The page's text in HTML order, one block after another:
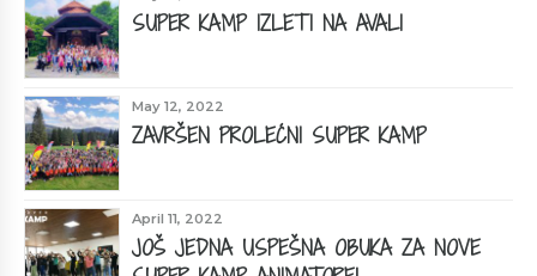
SUPER KAMP IZLETI NA AVALI
May 12, 2022
ZAVRŠEN PROLEĆNI SUPER KAMP
April 11, 2022
JOŠ JEDNA USPEŠNA OBUKA ZA NOVE